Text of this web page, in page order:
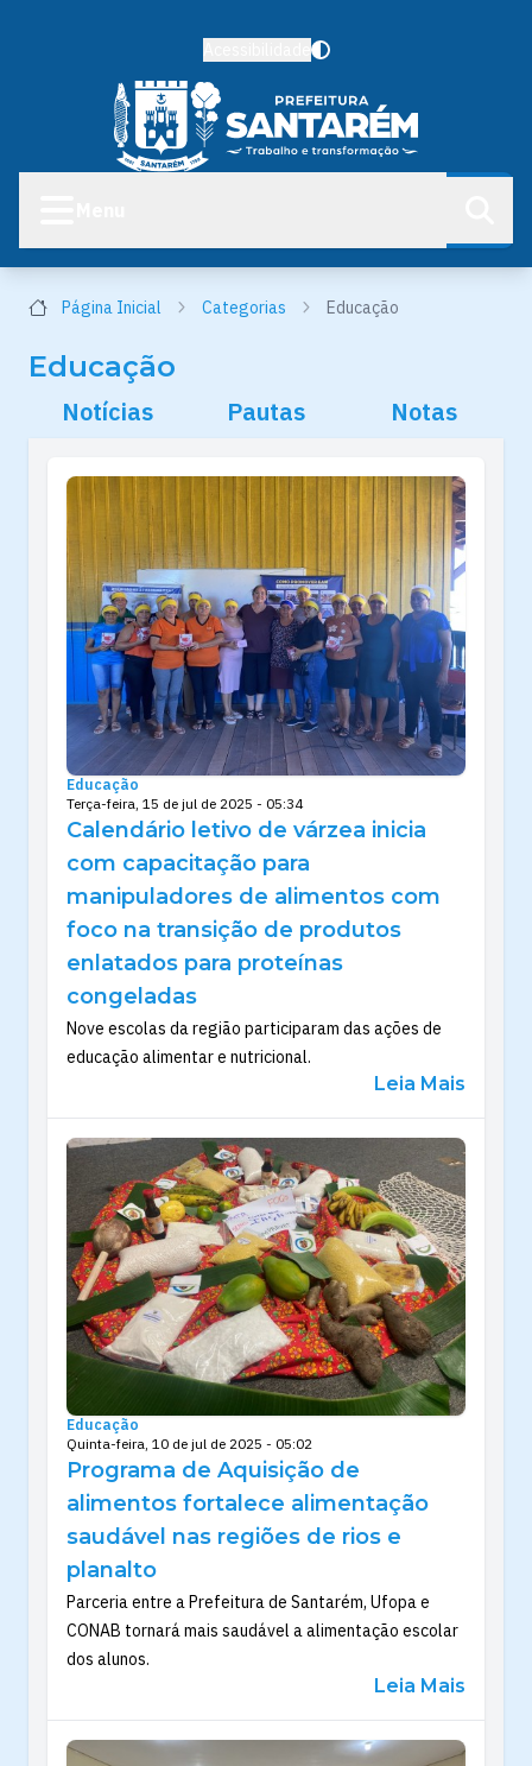
Página Inicial Categorias Educação
Educação
Notícias Pautas Notas
Educação
Terça-feira, 15 de jul de 2025 - 05:34
Calendário letivo de várzea inicia
com capacitação para
manipuladores de alimentos com
foco na transição de produtos
enlatados para proteínas
congeladas
Nove escolas da região participaram das ações de
educação alimentar e nutricional.
Leia Mais
Educação
Quinta-feira, 10 de jul de 2025 - 05:02
Programa de Aquisição de
alimentos fortalece alimentação
saudável nas regiões de rios e
planalto
Parceria entre a Prefeitura de Santarém, Ufopa e
CONAB tornará mais saudável a alimentação escolar
dos alunos.
Leia Mais